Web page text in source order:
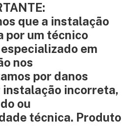
que a instalação
por um técnico
em
nos
por danos
instalação incorreta,
ou
técnica. Produto